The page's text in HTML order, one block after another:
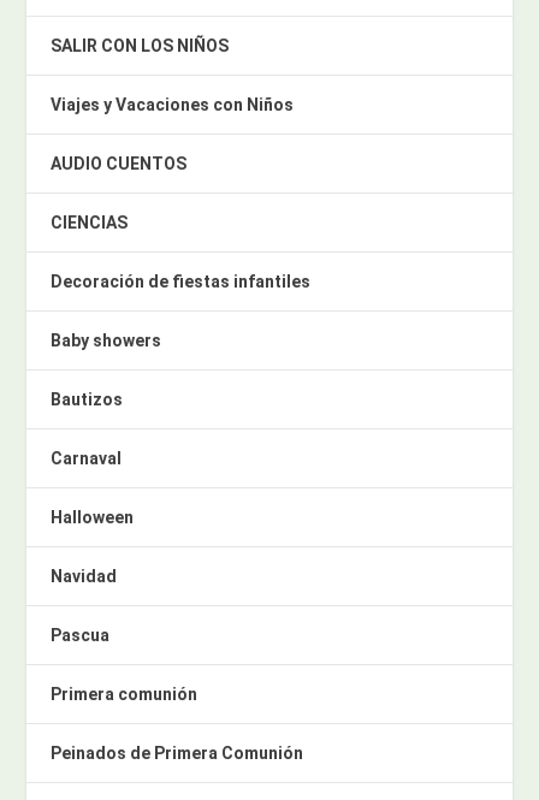
SALIR CON LOS NIÑOS
Viajes y Vacaciones con Niños
AUDIO CUENTOS
CIENCIAS
Decoración de fiestas infantiles
Baby showers
Bautizos
Carnaval
Halloween
Navidad
Pascua
Primera comunión
Peinados de Primera Comunión